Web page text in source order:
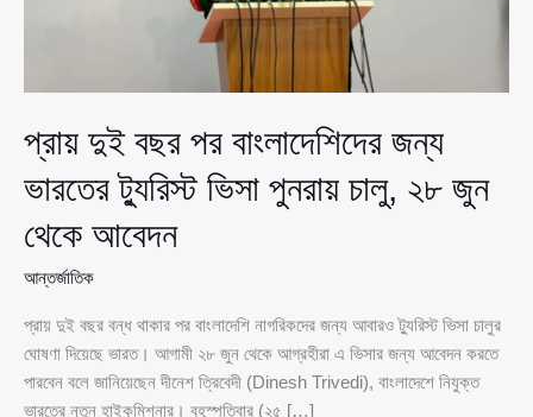
প্রায় দুই বছর পর বাংলাদেশিদের জন্য
ভারতের ট্যুরিস্ট ভিসা পুনরায় চালু, ২৮ জুন
থেকে আবেদন
আন্তর্জাতিক
প্রায় দুই বছর বন্ধ থাকার পর বাংলাদেশি নাগরিকদের জন্য আবারও ট্যুরিস্ট ভিসা চালুর
ঘোষণা দিয়েছে ভারত। আগামী ২৮ জুন থেকে আগ্রহীরা এ ভিসার জন্য আবেদন করতে
পারবেন বলে জানিয়েছেন দীনেশ ত্রিবেদী (Dinesh Trivedi), বাংলাদেশে নিযুক্ত
ভারতের নতুন হাইকমিশনার। বৃহস্পতিবার (২৫ […]